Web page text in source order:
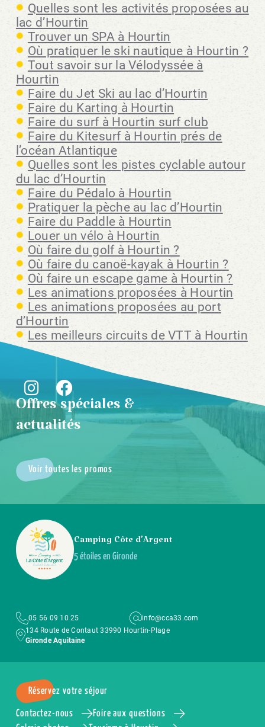
Quelles sont les activités proposées au
lac d’Hourtin
Trouver un SPA à Hourtin
Où pratiquer le ski nautique à Hourtin ?
Tout savoir sur la Vélodyssée à
Hourtin
Faire du Jet Ski au lac d’Hourtin
Faire du Karting à Hourtin
Faire du surf à Hourtin surf club
Faire du Kitesurf à Hourtin prés de
l’océan Atlantique
Quelles sont les pistes cyclable autour
du lac d’Hourtin
Faire du Pédalo à Hourtin
Pratiquer la pèche au lac d’Hourtin
Faire du Paddle à Hourtin
Louer un vélo à Hourtin
Où faire du golf à Hourtin ?
Où faire du canoë-kayak à Hourtin ?
Où faire un escape game à Hourtin ?
Les animations proposées à Hourtin
Les animations proposées au port
d’Hourtin
Les meilleurs circuits de VTT à Hourtin
Offres spéciales &
actualités
Voir toutes les promos
Camping Côte d’Argent
5 étoiles en Gironde
05 56 09 10 25
info@cca33.com
134 Route de Contaut 33990 Hourtin-Plage
Gironde Aquitaine
Réservez votre séjour
Contactez-nous
Foire aux questions